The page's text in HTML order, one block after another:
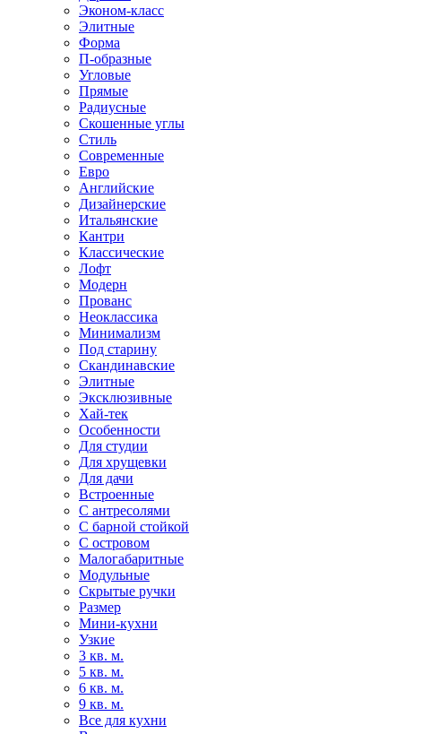
Эконом-класс
Элитные
Форма
П-образные
Угловые
Прямые
Радиусные
Скошенные углы
Стиль
Современные
Евро
Английские
Дизайнерские
Итальянские
Кантри
Классические
Лофт
Модерн
Прованс
Неоклассика
Минимализм
Под старину
Скандинавские
Элитные
Эксклюзивные
Хай-тек
Особенности
Для студии
Для хрущевки
Для дачи
Встроенные
С антресолями
С барной стойкой
С островом
Малогабаритные
Модульные
Скрытые ручки
Размер
Мини-кухни
Узкие
3 кв. м.
5 кв. м.
6 кв. м.
9 кв. м.
Все для кухни